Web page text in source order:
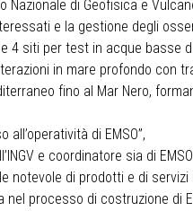
Nazionale di Geofisica e
e la gestione degli
4 siti per test in acque
in mare profondo con
fino al Mar Nero,
all’operatività di EMSO”,
e coordinatore sia di
notevole di prodotti e di
nel processo di costruzione di